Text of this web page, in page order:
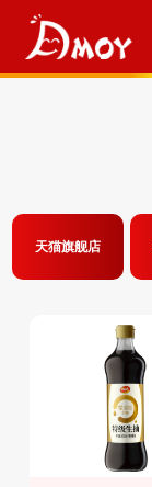
天猫旗舰店